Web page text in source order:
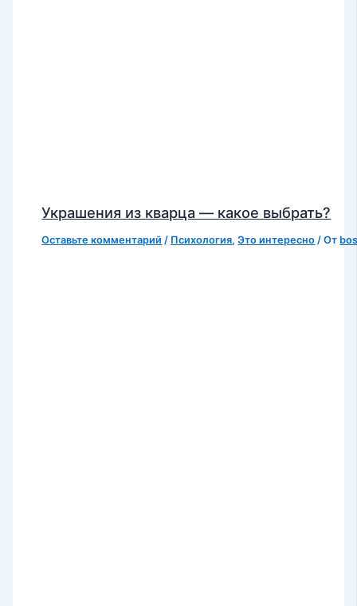
Украшения из кварца — какое выбрать?
Оставьте комментарий / Психология,Это интересно / От